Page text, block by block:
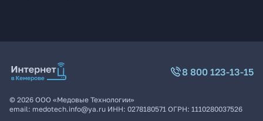
8 800 123-13-15
© 2026 ООО «Медовые Технологии»
email: medotech.info@ya.ru ИНН: 0278180571 ОГРН: 1110280037526